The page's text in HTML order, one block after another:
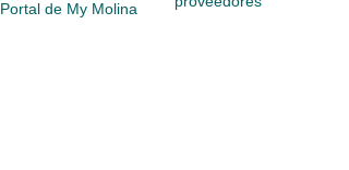
Portal de My Molina